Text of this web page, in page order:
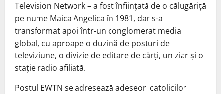
Television Network – a fost înfiinţată de o călugăriţă
pe nume Maica Angelica în 1981, dar s-a
transformat apoi într-un conglomerat media
global, cu aproape o duzină de posturi de
televiziune, o divizie de editare de cărţi, un ziar şi o
staţie radio afiliată.
Postul EWTN se adresează adeseori catolicilor